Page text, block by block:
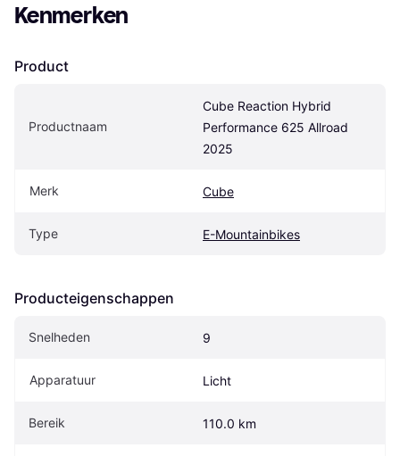
Kenmerken
Product
Productnaam
Cube Reaction Hybrid
Performance 625 Allroad
2025
Merk Cube
Type E-Mountainbikes
Producteigenschappen
Snelheden 9
Apparatuur Licht
Bereik 110.0 km